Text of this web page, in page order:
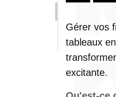
Gérer vos
tableaux
excitante.